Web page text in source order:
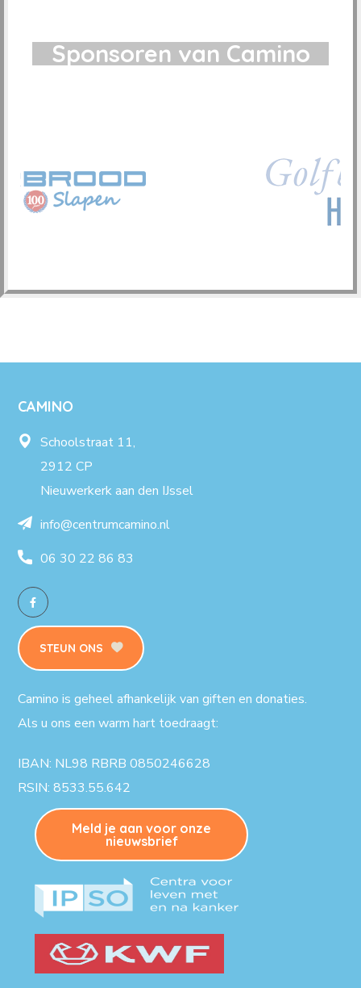
Sponsoren van Camino
CAMINO
Schoolstraat 11,
2912 CP
Nieuwerkerk aan den IJssel
info@centrumcamino.nl
06 30 22 86 83
STEUN ONS
Camino is geheel afhankelijk van giften en donaties.
Als u ons een warm hart toedraagt:
IBAN: NL98 RBRB 0850246628
RSIN: 8533.55.642
Meld je aan voor onze
nieuwsbrief